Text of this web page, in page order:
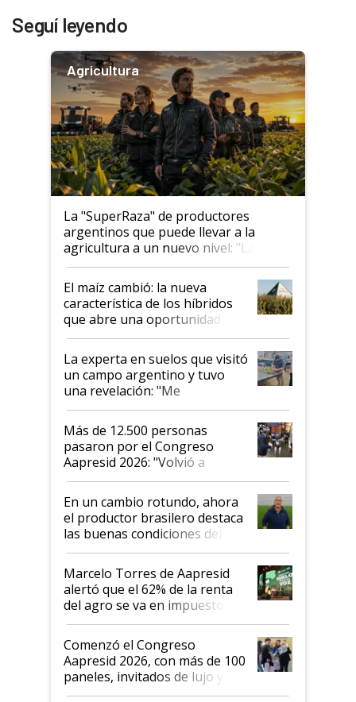
Seguí leyendo
Agricultura
La "SuperRaza" de productores
argentinos que puede llevar a la
agricultura a un nuevo nivel: "Las
posibilidades de crecimiento son
infinitas"
El maíz cambió: la nueva
característica de los híbridos
que abre una oportunidad en
el lote
La experta en suelos que visitó
un campo argentino y tuvo
una revelación: "Me
impresionó mucho"
Más de 12.500 personas
pasaron por el Congreso
Aapresid 2026: "Volvió a
demostrar que hablar del
suelo es hablar de todo el
sistema productivo"
En un cambio rotundo, ahora
el productor brasilero destaca
las buenas condiciones del
agro argentino para invertir:
"Los veo más motivados"
Marcelo Torres de Aapresid
alertó que el 62% de la renta
del agro se va en impuestos:
"No es bueno que en
Argentina se sigan discutiendo
las mismas cosas de hace 50
años"
Comenzó el Congreso
Aapresid 2026, con más de 100
paneles, invitados de lujo y
todas las tendencias